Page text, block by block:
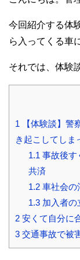
今回紹介する体
ら入ってくる車
それでは、体験
1 【体験談】警
き起こしてしま
1.1 事故後す
共済
1.2車社会の
1.3加入者の
2 安くて自分に
3 交通事故で被